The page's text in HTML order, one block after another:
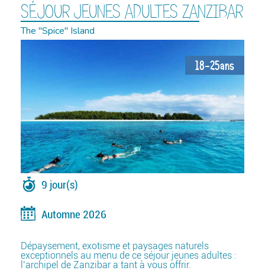
SÉJOUR JEUNES ADULTES ZANZIBAR
The "Spice" Island
18-25ans
9 jour(s)
Automne 2026
Dépaysement, exotisme et paysages naturels
exceptionnels au menu de ce séjour jeunes adultes :
l’archipel de Zanzibar a tant à vous offrir.